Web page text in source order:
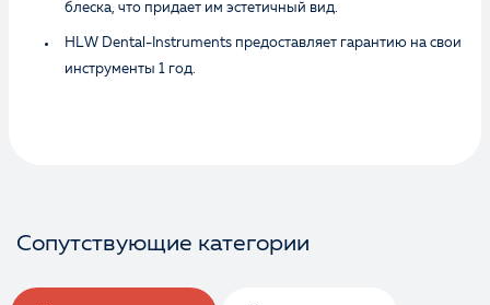
блеска, что придает им эстетичный вид.
HLW Dental-Instruments предоставляет гарантию на свои
инструменты 1 год.
Сопутствующие категории